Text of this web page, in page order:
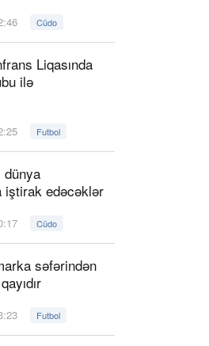
Cüdo
Liqasında
ilə
Futbol
dünya
iştirak edəcəklər
Cüdo
səfərindən
Futbol